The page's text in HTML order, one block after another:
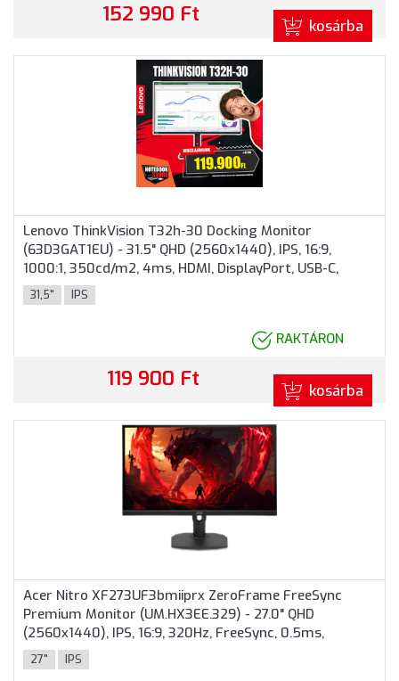
152 990 Ft kosárba
Lenovo ThinkVision T32h-30 Docking Monitor
(63D3GAT1EU) - 31.5" QHD (2560x1440), IPS, 16:9,
1000:1, 350cd/m2, 4ms, HDMI, DisplayPort, USB-C,
RJ45, 3 év garancia, Fekete színben
31,5" IPS
RAKTÁRON
119 900 Ft kosárba
Acer Nitro XF273UF3bmiiprx ZeroFrame FreeSync
Premium Monitor (UM.HX3EE.329) - 27.0" QHD
(2560x1440), IPS, 16:9, 320Hz, FreeSync, 0.5ms,
250nits, HDMI, DisplayPort, 2 év garancia, Fekete
színben
27" IPS